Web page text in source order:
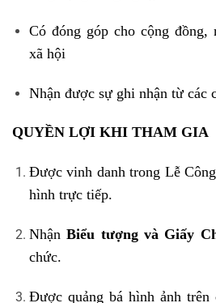
Có đóng góp cho cộng
xã hội
Nhận được sự ghi nhận từ các
QUYỀN LỢI KHI THAM GIA
Được vinh danh trong Lễ
hình trực tiếp.
NhậnBiểu tượng và Giấy
chức.
Được quảng bá hình ảnh trên